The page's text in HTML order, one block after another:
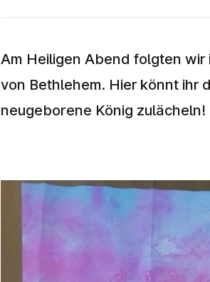
Am Heiligen Abend folgten wir
von Bethlehem. Hier könnt ihr
neugeborene König zulächeln!